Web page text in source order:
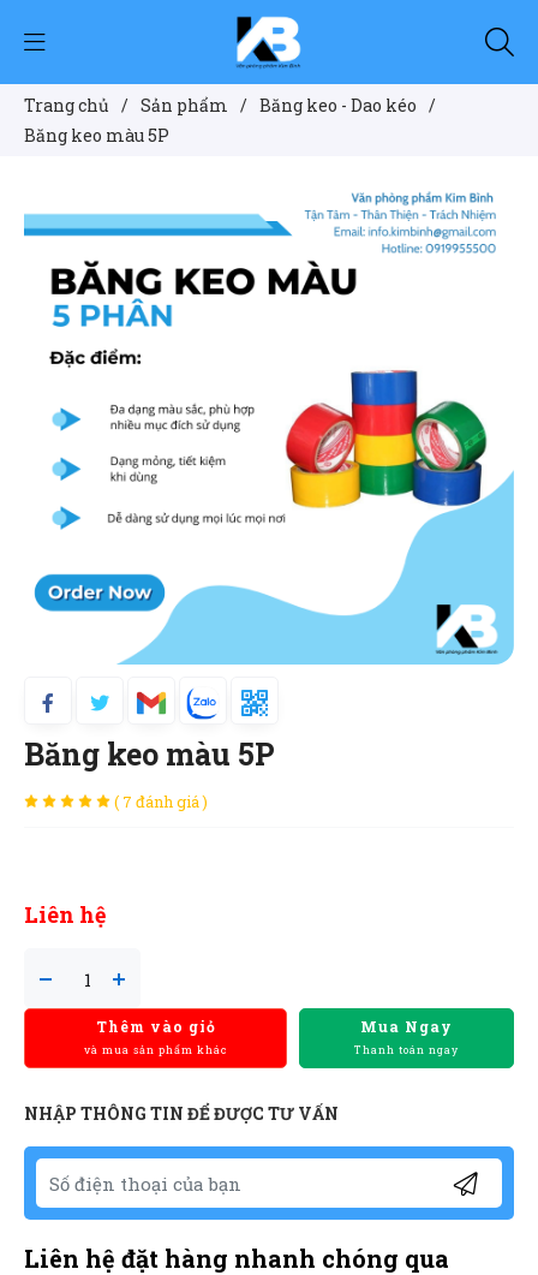
Trang chủ / Sản phẩm / Băng keo - Dao kéo /
Băng keo màu 5P
Băng keo màu 5P
( 7 đánh giá )
Liên hệ
Thêm vào giỏ
và mua sản phẩm khác
Mua Ngay
Thanh toán ngay
NHẬP THÔNG TIN ĐỂ ĐƯỢC TƯ VẤN
Liên hệ đặt hàng nhanh chóng qua